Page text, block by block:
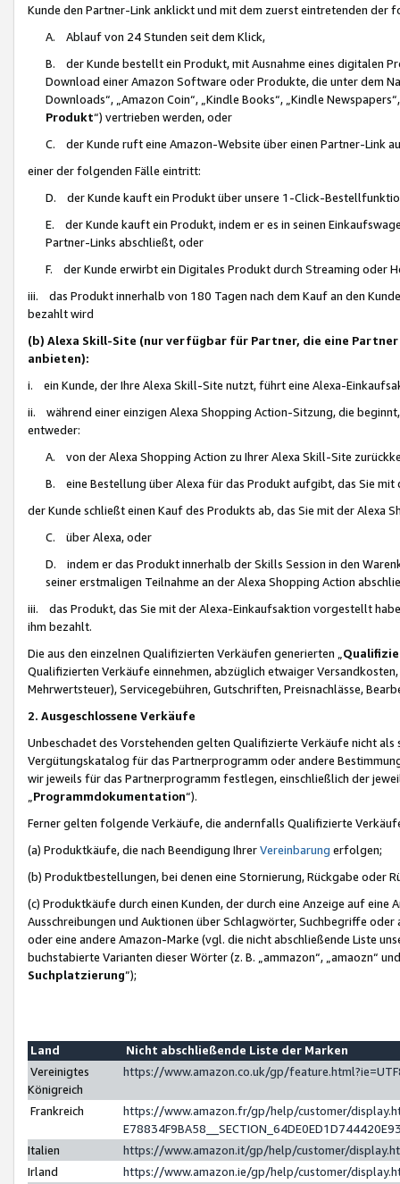
Kunde den Partner-Link anklickt und mit dem zuerst eintretenden der
A. Ablauf von 24 Stunden seit dem Klick,
B. der Kunde bestellt ein Produkt, mit Ausnahme eines digitalen
Download einer Amazon Software oder Produkte, die unter dem
Downloads“, „Amazon Coin“, „Kindle Books“, „Kindle
Produkt“) vertrieben werden, oder
C. der Kunde ruft eine Amazon-Website über einen Partner-Link
einer der folgenden Fälle eintritt:
D. der Kunde kauft ein Produkt über unsere 1-Click-
E. der Kunde kauft ein Produkt, indem er es in seinen
Partner-Links abschließt, oder
F. der Kunde erwirbt ein Digitales Produkt durch Streaming oder
iii. das Produkt innerhalb von 180 Tagen nach dem Kauf an den
bezahlt wird
(b) Alexa Skill-Site (nur verfügbar für Partner, die eine
anbieten):
i. ein Kunde, der Ihre Alexa Skill-Site nutzt, führt eine Alexa-
ii. während einer einzigen Alexa Shopping Action-Sitzung, die
entweder:
A. von der Alexa Shopping Action zu Ihrer Alexa Skill-Site
B. eine Bestellung über Alexa für das Produkt aufgibt, das Sie mit
der Kunde schließt einen Kauf des Produkts ab, das Sie mit der Alexa
C. über Alexa, oder
D. indem er das Produkt innerhalb der Skills Session in den
seiner erstmaligen Teilnahme an der Alexa Shopping Action
iii. das Produkt, das Sie mit der Alexa-Einkaufsaktion vorgestellt
ihm bezahlt.
Die aus den einzelnen Qualifizierten Verkäufen generierten „
Qualifizierten Verkäufe einnehmen, abzüglich etwaiger
Mehrwertsteuer), Servicegebühren, Gutschriften, Preisnachlässe,
2. Ausgeschlossene Verkäufe
Unbeschadet des Vorstehenden gelten Qualifizierte Verkäufe nicht
Vergütungskatalog für das Partnerprogramm oder andere
wir jeweils für das Partnerprogramm festlegen, einschließlich der
Programmdokumentation“).
Ferner gelten folgende Verkäufe, die andernfalls Qualifizierte
(a) Produktkäufe, die nach Beendigung IhrerVereinbarung erfolgen;
(b) Produktbestellungen, bei denen eine Stornierung, Rückgabe oder
(c) Produktkäufe durch einen Kunden, der durch eine Anzeige auf
Ausschreibungen und Auktionen über Schlagwörter, Suchbegriffe
oder eine andere Amazon-Marke (vgl. die nicht abschließende Liste
buchstabierte Varianten dieser Wörter (z. B. „ammazon“, „amaozn“
Suchplatzierung”);
Land
Nicht abschließende Liste der Marken
Vereinigtes
Königreich
https://www.amazon.co.uk/gp/
Frankreich
https://www.amazon.fr/gp/help/customer/
Italien
https://www.amazon.it/gp/help/customer/
Irland
https://www.amazon.ie/gp/help/customer/